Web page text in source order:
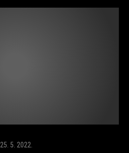
25. 5. 2022